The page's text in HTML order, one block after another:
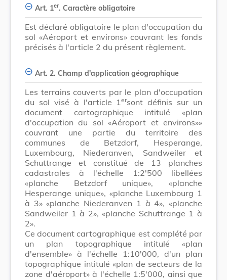
Art. 1er. Caractère obligatoire
Est déclaré obligatoire le plan d'occupation du
sol «Aéroport et environs» couvrant les fonds
précisés à l'article 2 du présent règlement.
Art. 2. Champ d'application géographique
Les terrains couverts par le plan d'occupation
du sol visé à l'article 1ersont définis sur un
document cartographique intitulé «plan
d'occupation du sol «Aéroport et environs»»
couvrant une partie du territoire des
communes de Betzdorf, Hesperange,
Luxembourg, Niederanven, Sandweiler et
Schuttrange et constitué de 13 planches
cadastrales à l'échelle 1:2'500 libellées
«planche Betzdorf unique», «planche
Hesperange unique», «planche Luxembourg 1
à 3» «planche Niederanven 1 à 4», «planche
Sandweiler 1 à 2», «planche Schuttrange 1 à
2».
Ce document cartographique est complété par
un plan topographique intitulé «plan
d'ensemble» à l'échelle 1:10'000, d'un plan
topographique intitulé «plan de secteurs de la
zone d'aéroport» à l'échelle 1:5'000, ainsi que